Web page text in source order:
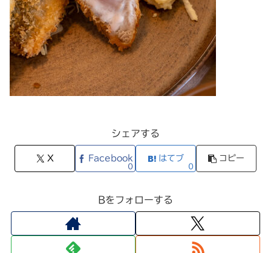
シェアする
X Facebook
0
はてブ
0
コピー
Bをフォローする